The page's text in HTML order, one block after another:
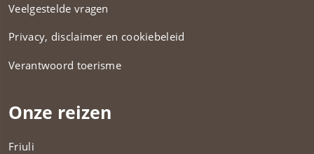
Veelgestelde vragen
Privacy, disclaimer en cookiebeleid
Verantwoord toerisme
Onze reizen
Friuli